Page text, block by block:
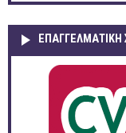
ΕΠΑΓΓΕΛΜΑΤΙΚΉ